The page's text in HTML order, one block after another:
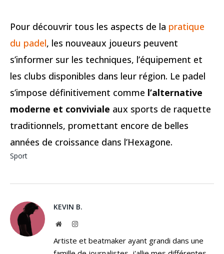
Pour découvrir tous les aspects de la pratique
du padel, les nouveaux joueurs peuvent
s’informer sur les techniques, l’équipement et
les clubs disponibles dans leur région. Le padel
s’impose définitivement comme l’alternative
moderne et conviviale aux sports de raquette
traditionnels, promettant encore de belles
années de croissance dans l’Hexagone.
Sport
KEVIN B.
WebsiteInstagram
Artiste et beatmaker ayant grandi dans une